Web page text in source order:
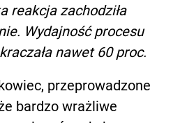
reakcja zachodziła
Wydajność procesu
nawet 60 proc.
przeprowadzone
bardzo wrażliwe